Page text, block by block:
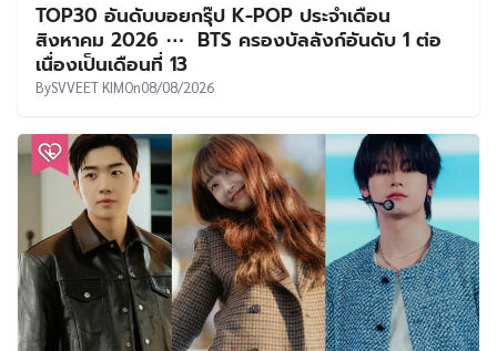
TOP30 อันดับบอยกรุ๊ป K-POP ประจำเดือน
สิงหาคม 2026 ⋯ BTS ครองบัลลังก์อันดับ 1 ต่อ
เนื่องเป็นเดือนที่ 13
BySVVEET KIMOn08/08/2026